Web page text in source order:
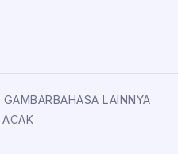
GAMBARBAHASA LAINNYA